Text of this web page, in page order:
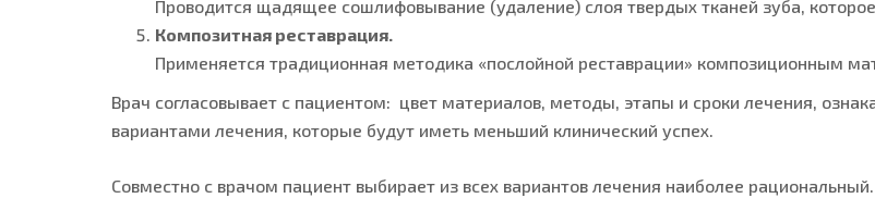
Проводится щадящее сошлифовывание (удаление) слоя твердых тканей зуба,
Композитная реставрация.
Применяется традиционная методика «послойной реставрации» композиционным
Врач согласовывает с пациентом: цвет материалов, методы, этапы и сроки лечения,
вариантами лечения, которые будут иметь меньший клинический успех.
Совместно с врачом пациент выбирает из всех вариантов лечения наиболее рациональный.